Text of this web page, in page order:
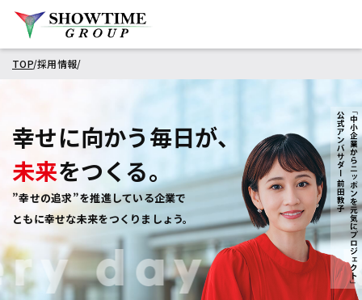
幸せに向かう毎日が、
未来をつくる。
”幸せの追求”を推進している企業で
ともに幸せな未来をつくりましょう。
day
TOP 採用情報